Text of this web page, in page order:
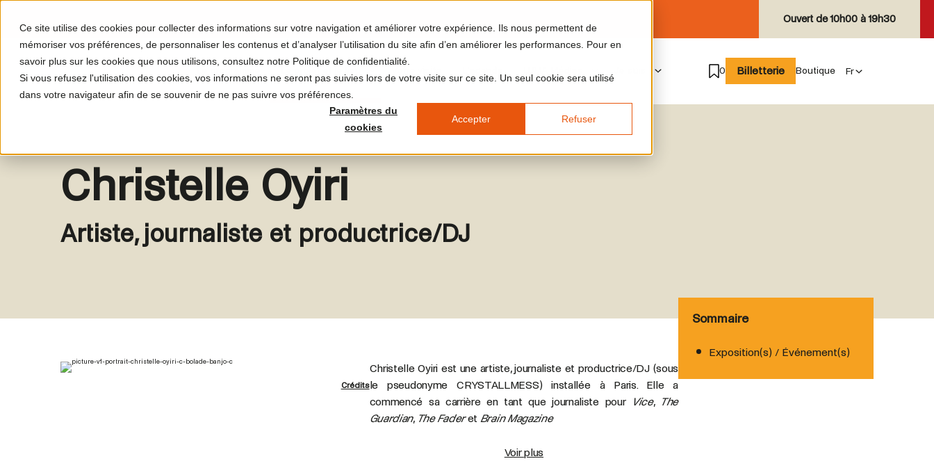
Ce site utilise des cookies pour collecter des informations sur votre navigation et améliorer votre expérience. Ils nous permettent de
mémoriser vos préférences, de personnaliser les contenus et d’analyser l’utilisation du site afin d’en améliorer les performances. Pour en
savoir plus sur les cookies que nous utilisons, consultez notre Politique de confidentialité.
Si vous refusez l'utilisation des cookies, vos informations ne seront pas suivies lors de votre visite sur ce site. Un seul cookie sera utilisé
dans votre navigateur afin de se souvenir de ne pas suivre vos préférences.
Paramètres du
cookies
Accepter Refuser
Ouvert de10h00 à 19h30
0 Billetterie Boutique
Christelle Oyiri
Artiste, journaliste et productrice/DJ
Crédits
Christelle Oyiri est une artiste, journaliste et productrice/DJ (sous
le pseudonyme CRYSTALLMESS) installée à Paris. Elle a
commencé sa carrière en tant que journaliste pour
Vice, The
Guardian, The Faderet Brain Magazine
Voir plus
Sommaire
Exposition(s) / Événement(s)